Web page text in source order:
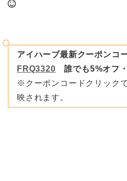
アイハーブ最新クーポンコ
FRQ3320 誰でも5%オフ
※クーポンコードクリック
映されます。